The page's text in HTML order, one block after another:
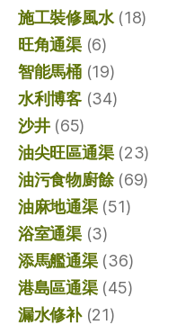
施工裝修風水(18)
旺角通渠(6)
智能馬桶(19)
水利博客(34)
沙井(65)
油尖旺區通渠(23)
油污食物廚餘(69)
油麻地通渠(51)
浴室通渠(3)
添馬艦通渠(36)
港島區通渠(45)
漏水修补(21)